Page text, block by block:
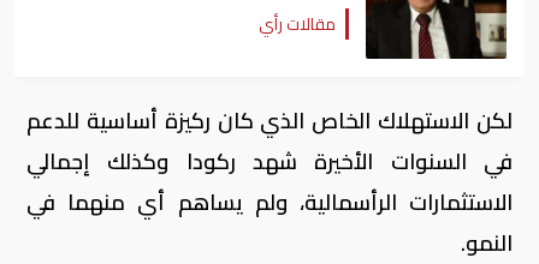
مقالات رأي
لكن الاستهلاك الخاص الذي كان ركيزة أساسية للدعم
في السنوات الأخيرة شهد ركودا وكذلك إجمالي
الاستثمارات الرأسمالية، ولم يساهم أي منهما في
النمو.